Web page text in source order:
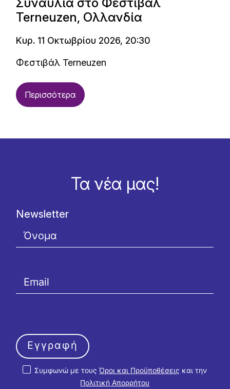
Terneuzen, Ολλανδία
Κυρ. 11 Οκτωβρίου 2026, 20:30
Φεστιβάλ Terneuzen
Περισσότερα
Τα νέα μας!
Newsletter
Συμφωνώ με τουςΌροι και Προϋποθέσεις και την
Πολιτική Απορρήτου
Εγγραφή